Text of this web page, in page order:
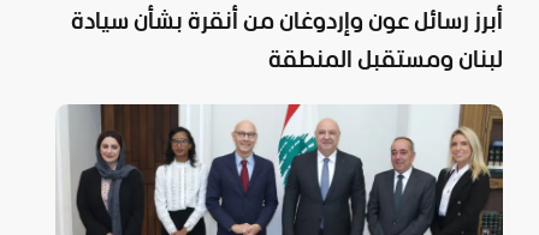
أبرز رسائل عون وإردوغان من أنقرة بشأن سيادة
لبنان ومستقبل المنطقة